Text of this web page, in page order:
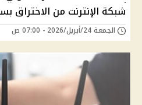
شبكة الإنترنت من الاختراق
الجمعة 24/أبريل/2026 - 07:00 ص